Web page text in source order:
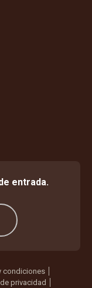
entrada.
condiciones
privacidad